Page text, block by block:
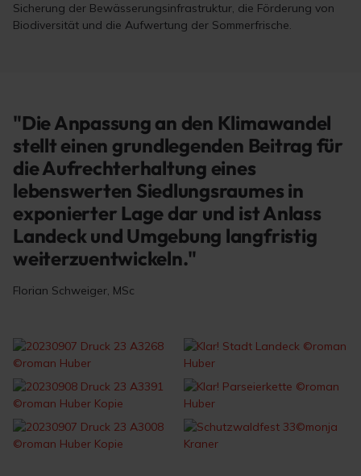
Sicherung der Bewässerungsinfrastruktur, die Förderung von
Biodiversität und die Aufwertung der Sommerfrische.
"Die Anpassung an den Klimawandel
stellt einen grundlegenden Beitrag für
die Aufrechterhaltung eines
lebenswerten Siedlungsraumes in
exponierter Lage dar und ist Anlass
Landeck und Umgebung langfristig
weiterzuentwickeln."
Florian Schweiger, MSc